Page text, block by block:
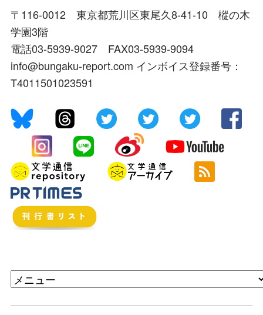
〒116-0012 東京都荒川区東尾久8-41-10 樅の木
学園3階
電話03-5939-9027 FAX03-5939-9094
info@bungaku-report.com インボイス登録番号：
T4011501023591